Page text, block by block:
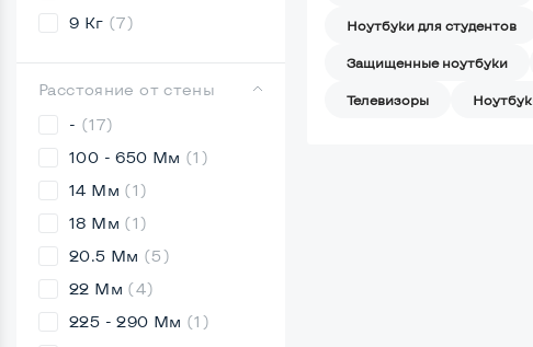
9 Кг (7)
Расстояние от стены
- (17)
100 - 650 Мм (1)
14 Мм (1)
18 Мм (1)
20.5 Мм (5)
22 Мм (4)
225 - 290 Мм (1)
Ноутбуки для студентов
Защищенные ноутбуки
Телевизоры